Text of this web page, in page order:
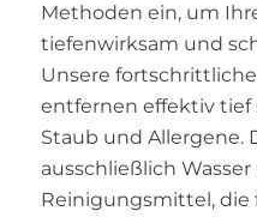
Methoden ein, um
tiefenwirksam und
Unsere
entfernen effektiv tief
Staub und Allergene.
ausschließlich
Reinigungsmittel, die